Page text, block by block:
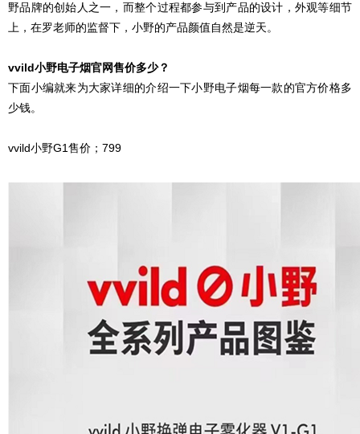
野品牌的创始人之一，而整个过程都参与到产品的设计，外观等细节
上，在罗老师的监督下，小野的产品颜值自然是逆天。
vvild小野电子烟官网售价多少？
下面小编就来为大家详细的介绍一下小野电子烟每一款的官方价格多
少钱。
vvild小野G1售价；799